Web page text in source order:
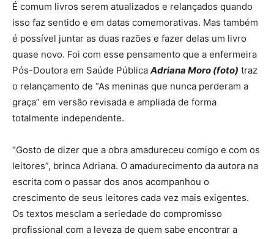
É comum livros serem atualizados e relançados quando
isso faz sentido e em datas comemorativas. Mas também
é possível juntar as duas razões e fazer delas um livro
quase novo. Foi com esse pensamento que a enfermeira
Pós-Doutora em Saúde Pública Adriana Moro (foto) traz
o relançamento de “As meninas que nunca perderam a
graça” em versão revisada e ampliada de forma
totalmente independente.
“Gosto de dizer que a obra amadureceu comigo e com os
leitores”, brinca Adriana. O amadurecimento da autora na
escrita com o passar dos anos acompanhou o
crescimento de seus leitores cada vez mais exigentes.
Os textos mesclam a seriedade do compromisso
profissional com a leveza de quem sabe encontrar a